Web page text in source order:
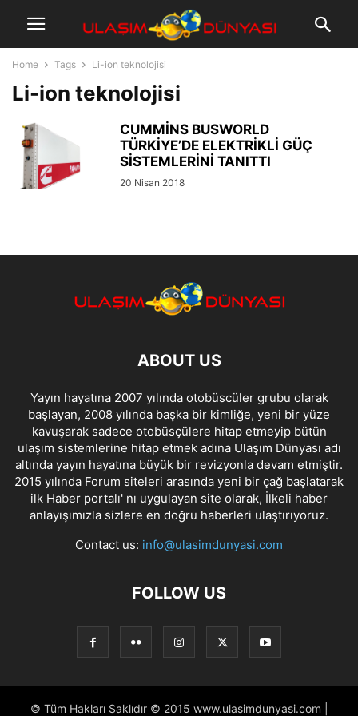
Home Tags Li-ion teknolojisi
Li-ion teknolojisi
CUMMİNS BUSWORLD
TÜRKİYE’DE ELEKTRİKLİ GÜÇ
SİSTEMLERİNİ TANITTI
20 Nisan 2018
ABOUT US
Yayın hayatına 2007 yılında otobüscüler grubu olarak
başlayan, 2008 yılında başka bir kimliğe, yeni bir yüze
kavuşarak sadece otobüsçülere hitap etmeyip bütün
ulaşım sistemlerine hitap etmek adına Ulaşım Dünyası adı
altında yayın hayatına büyük bir revizyonla devam etmiştir.
2015 yılında Forum siteleri arasında yeni bir çağ başlatarak
ilk Haber portalı' nı uygulayan site olarak, İlkeli haber
anlayışımızla sizlere en doğru haberleri ulaştırıyoruz.
Contact us: info@ulasimdunyasi.com
FOLLOW US
© Tüm Hakları Saklıdır © 2015 www.ulasimdunyasi.com |